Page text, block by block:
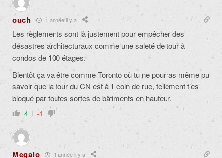
ouch 1 année il y a
Les règlements sont là justement pour empêcher des
désastres architecturaux comme une saleté de tour à
condos de 100 étages.
Bientôt ça va être comme Toronto où tu ne pourras même pu
savoir que la tour du CN est à 1 coin de rue, tellement t’es
bloqué par toutes sortes de bâtiments en hauteur.
4 -1
Megalo 1 année il y a